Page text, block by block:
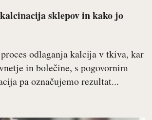
sklepov in kako jo
odlaganja kalcija v tkiva, kar
in bolečine, s pogovornim
pa označujemo rezultat...